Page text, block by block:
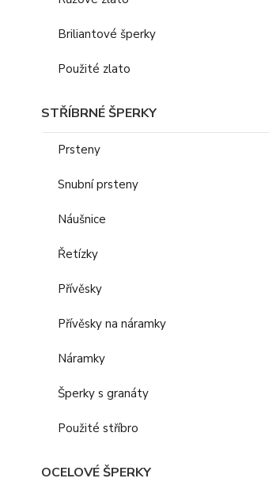
Briliantové šperky
Použité zlato
STŘÍBRNÉ ŠPERKY
Prsteny
Snubní prsteny
Náušnice
Řetízky
Přívěsky
Přívěsky na náramky
Náramky
Šperky s granáty
Použité stříbro
OCELOVÉ ŠPERKY